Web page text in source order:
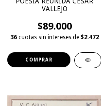
VALLEJO
$89.000
36 cuotas sin intereses de $2.472